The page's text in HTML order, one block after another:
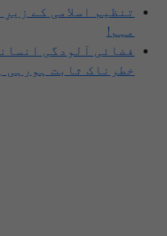
تنظیم اسلامی کے
مہم!
فضائی آلودگی
خطرناک ثابت ہورہی